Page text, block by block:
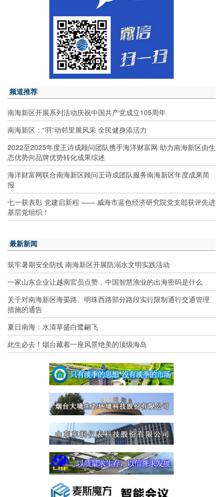
频道推荐
南海新区开展系列活动庆祝中国共产党成立105周年
南海新区：“羽”动邻里展风采 全民健身添活力
2022至2025年度王诗成顾问团队携手海洋财富网 助力南海新区由生
态优势向品牌优势转化成果综述
海洋财富网联合南海新区顾问王诗成团队服务南海新区年度成果简
报
七一获表彰 党建启新程 —— 威海市蓝色经济研究院党支部获评先进
基层党组织！
最新新闻
筑牢暑期安全防线 南海新区开展防溺水文明实践活动
一家山东企业让越南官员点赞，中国智慧渔业的出海密码是什么
关于对南海新区海晏路、明珠西路部分路段实行限制通行交通管理
措施的通告
夏日南海：水清草盛白鹭翩飞
此生必去！烟台藏着一座风景绝美的顶级海岛